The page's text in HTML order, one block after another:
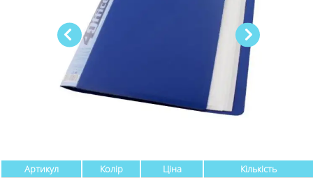
Артикул Колір Ціна
Кількість